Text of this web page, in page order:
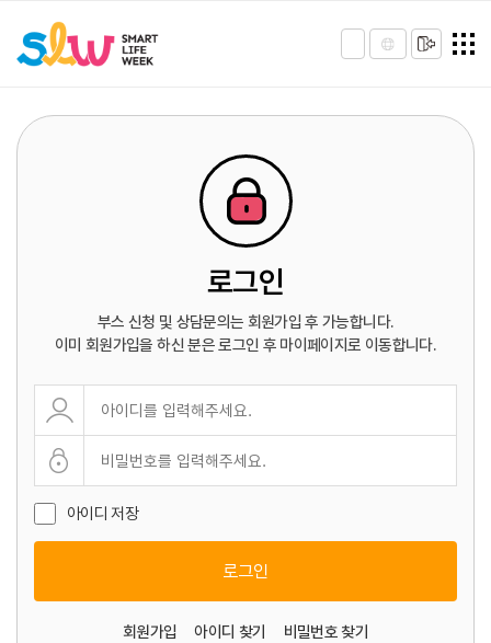
로그인
부스 신청 및 상담문의는 회원가입 후 가능합니다.
이미 회원가입을 하신 분은 로그인 후 마이페이지로 이동합니다.
아이디 저장
로그인
회원가입 아이디 찾기 비밀번호 찾기